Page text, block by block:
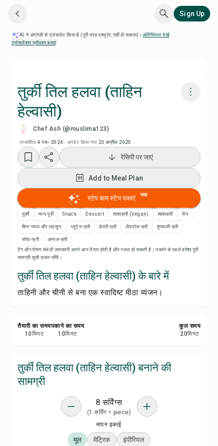
Sign Up
AI ने अंग्रेज़ी से ट्रांसलेट किया है (पूरी तरह एक्यूरेट नहीं हो सकता)। ओरिजिनल देखें·
ट्रांसलेशन प्रॉब्लम बताएं
तुर्की तिल हलवा (ताहिन
हेल्वासी)
Chef Ash (@muslima123)
प्रकाशित 4 नव॰ 2024 · अपडेट किया गया 23 अप्रैल 2025
Add to Meal Plan
Add to Shopping List
रेसिपी नोट्स
सेव करें
शेयर करें
रेसिपी पर जाएं
Add to Meal Plan
स्टेप बाय स्टेप पकाएं नया
तुर्की मध्य पूर्वी Snack Dessert शाकाहारी (Vegan) शाकाहारी जैन
बिना प्याज और लहसुन ग्लूटेन-फ्री डेयरी-फ्री लैक्टोज-फ्री मूंगफली-फ्री
सोया-फ्री
अनाज-फ्री
टैग और पोषण संबंधी जानकारी अपने आप तैयार होती है और गलत हो सकती है। पकाने से पहले हमेशा पूरी
सामग्री सूची ज़रूर जाँचें।
तुर्की तिल हलवा (ताहिन हेल्वासी) के बारे में
ताहिनी और चीनी से बना एक स्वादिष्ट मीठा व्यंजन।
तैयारी का समय
10मिनट
पकाने का समय
10मिनट
कुल समय
20मिनट
तुर्की तिल हलवा (ताहिन हेल्वासी) बनाने की
सामग्री
8 सर्विंग्स
(1 सर्विंग = piece)
मापन इकाई
मूल मेट्रिक इंपीरियल